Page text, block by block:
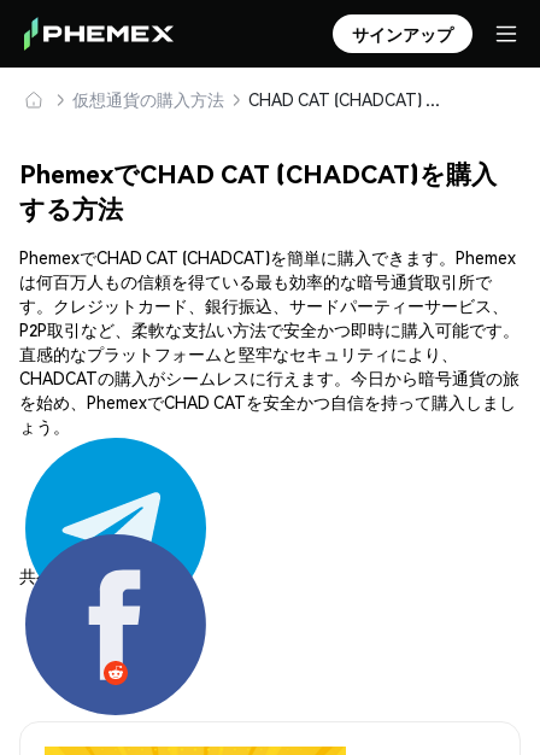
サインアップ
仮想通貨の購入方法 CHAD CAT (CHADCAT) を安全に購入・保管
PhemexでCHAD CAT (CHADCAT)を購入
する方法
PhemexでCHAD CAT (CHADCAT)を簡単に購入できます。Phemex
は何百万人もの信頼を得ている最も効率的な暗号通貨取引所で
す。クレジットカード、銀行振込、サードパーティーサービス、
P2P取引など、柔軟な支払い方法で安全かつ即時に購入可能です。
直感的なプラットフォームと堅牢なセキュリティにより、
CHADCATの購入がシームレスに行えます。今日から暗号通貨の旅
を始め、PhemexでCHAD CATを安全かつ自信を持って購入しまし
ょう。
共有する: